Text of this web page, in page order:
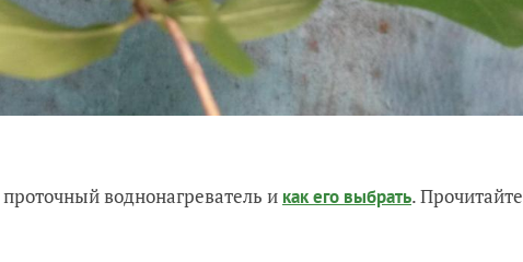
воднонагреватель и как его выбрать. Прочитайте